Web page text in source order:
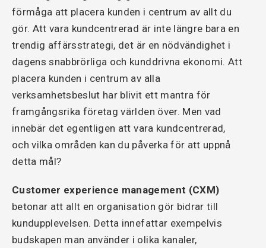
förmåga att placera kunden i centrum av allt du
gör. Att vara kundcentrerad är inte längre bara en
trendig affärsstrategi, det är en nödvändighet i
dagens snabbrörliga och kunddrivna ekonomi. Att
placera kunden i centrum av alla
verksamhetsbeslut har blivit ett mantra för
framgångsrika företag världen över. Men vad
innebär det egentligen att vara kundcentrerad,
och vilka områden kan du påverka för att uppnå
detta mål?
Customer experience management (CXM)
betonar att allt en organisation gör bidrar till
kundupplevelsen. Detta innefattar exempelvis
budskapen man använder i olika kanaler,